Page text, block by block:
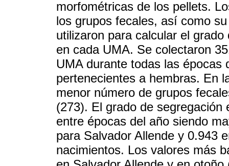
morfométricas de los pellets.
los grupos fecales, así como
utilizaron para calcular el
en cada UMA. Se colectaron
UMA durante todas las épocas
pertenecientes a hembras. En
menor número de grupos
(273). El grado de
entre épocas del año siendo
para Salvador Allende y 0.943
nacimientos. Los valores más